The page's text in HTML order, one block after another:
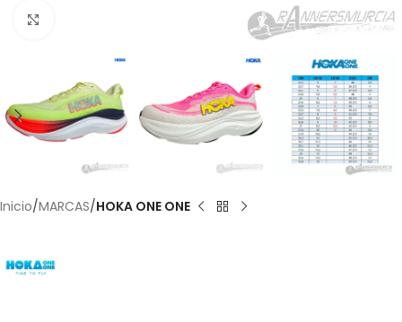
Inicio MARCAS HOKA ONE ONE